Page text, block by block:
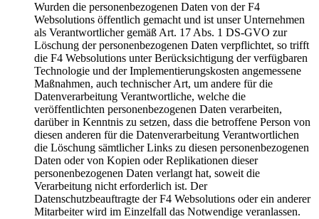
Wurden die personenbezogenen Daten von der F4
Websolutions öffentlich gemacht und ist unser Unternehmen
als Verantwortlicher gemäß Art. 17 Abs. 1 DS-GVO zur
Löschung der personenbezogenen Daten verpflichtet, so trifft
die F4 Websolutions unter Berücksichtigung der verfügbaren
Technologie und der Implementierungskosten angemessene
Maßnahmen, auch technischer Art, um andere für die
Datenverarbeitung Verantwortliche, welche die
veröffentlichten personenbezogenen Daten verarbeiten,
darüber in Kenntnis zu setzen, dass die betroffene Person von
diesen anderen für die Datenverarbeitung Verantwortlichen
die Löschung sämtlicher Links zu diesen personenbezogenen
Daten oder von Kopien oder Replikationen dieser
personenbezogenen Daten verlangt hat, soweit die
Verarbeitung nicht erforderlich ist. Der
Datenschutzbeauftragte der F4 Websolutions oder ein anderer
Mitarbeiter wird im Einzelfall das Notwendige veranlassen.